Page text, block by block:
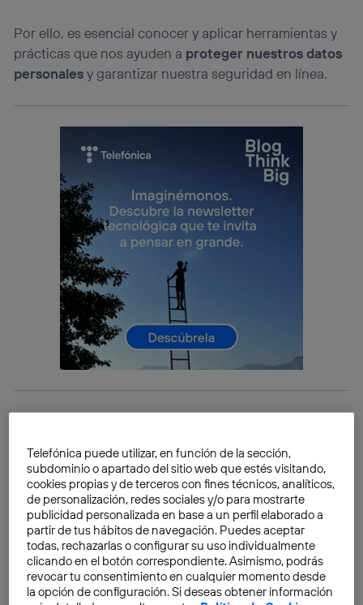
Por ello, es esencial conocer y aplicar herramientas y
prácticas que nos ayuden a proteger nuestros datos
personalesy garantizar nuestra seguridad en línea.
¿Qué es el modo incógnito y qué
limitaciones tiene?
Elmodo incógnito, también conocido como
navegación privada, es una función presente en la
mayoría de los navegadores que evita que se guarde
el historial de navegación,cookiesy datos de
formularios en el dispositivo. Sin embargo, es
importante entender que esta herramientano ofrece
anonimato totalni privacidad en Internet completa.
Telefónica puede utilizar, en función de la sección,
subdominio o apartado del sitio web que estés visitando,
cookies propias y de terceros con fines técnicos, analíticos,
de personalización, redes sociales y/o para mostrarte
publicidad personalizada en base a un perfil elaborado a
partir de tus hábitos de navegación. Puedes aceptar
todas, rechazarlas o configurar su uso individualmente
clicando en el botón correspondiente. Asimismo, podrás
revocar tu consentimiento en cualquier momento desde
la opción de configuración. Si deseas obtener información